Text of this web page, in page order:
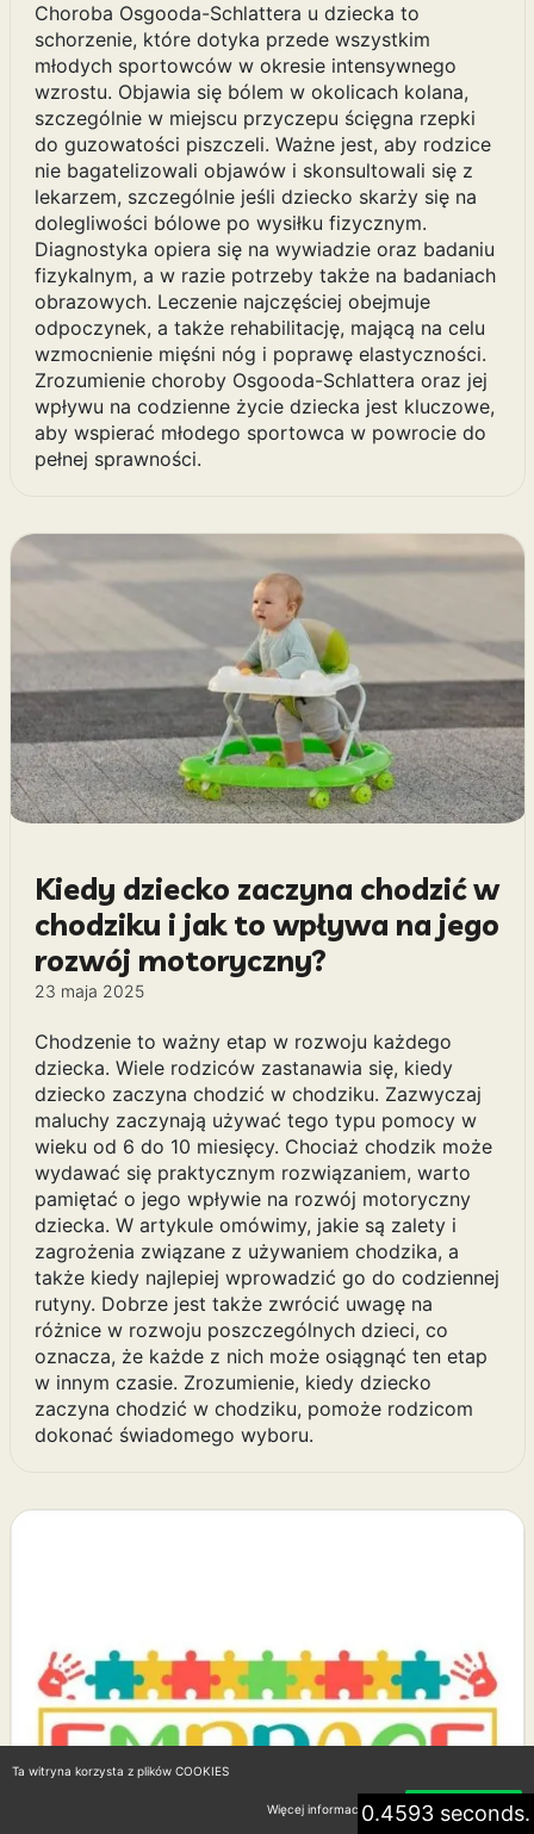
Choroba Osgooda-Schlattera u dziecka to
schorzenie, które dotyka przede wszystkim
młodych sportowców w okresie intensywnego
wzrostu. Objawia się bólem w okolicach kolana,
szczególnie w miejscu przyczepu ścięgna rzepki
do guzowatości piszczeli. Ważne jest, aby rodzice
nie bagatelizowali objawów i skonsultowali się z
lekarzem, szczególnie jeśli dziecko skarży się na
dolegliwości bólowe po wysiłku fizycznym.
Diagnostyka opiera się na wywiadzie oraz badaniu
fizykalnym, a w razie potrzeby także na badaniach
obrazowych. Leczenie najczęściej obejmuje
odpoczynek, a także rehabilitację, mającą na celu
wzmocnienie mięśni nóg i poprawę elastyczności.
Zrozumienie choroby Osgooda-Schlattera oraz jej
wpływu na codzienne życie dziecka jest kluczowe,
aby wspierać młodego sportowca w powrocie do
pełnej sprawności.
Kiedy dziecko zaczyna chodzić w
chodziku i jak to wpływa na jego
rozwój motoryczny?
23 maja 2025
Chodzenie to ważny etap w rozwoju każdego
dziecka. Wiele rodziców zastanawia się, kiedy
dziecko zaczyna chodzić w chodziku. Zazwyczaj
maluchy zaczynają używać tego typu pomocy w
wieku od 6 do 10 miesięcy. Chociaż chodzik może
wydawać się praktycznym rozwiązaniem, warto
pamiętać o jego wpływie na rozwój motoryczny
dziecka. W artykule omówimy, jakie są zalety i
zagrożenia związane z używaniem chodzika, a
także kiedy najlepiej wprowadzić go do codziennej
rutyny. Dobrze jest także zwrócić uwagę na
różnice w rozwoju poszczególnych dzieci, co
oznacza, że każde z nich może osiągnąć ten etap
w innym czasie. Zrozumienie, kiedy dziecko
zaczyna chodzić w chodziku, pomoże rodzicom
dokonać świadomego wyboru.
0.4593 seconds.
Ta witryna korzysta z plików COOKIES
Więcej informacji Akceptuję